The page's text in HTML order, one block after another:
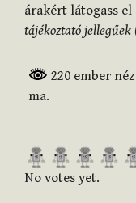
árakért látogass el
tájékoztató jellegűek
220 ember
ma.
R
a
No votes yet.